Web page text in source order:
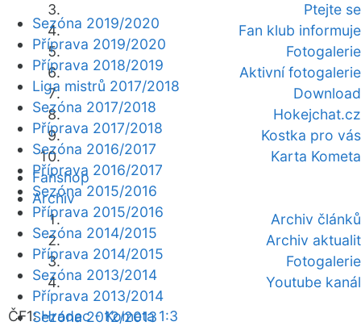
Ptejte se
Fan klub informuje
Fotogalerie
Aktivní fotogalerie
Download
Hokejchat.cz
Kostka pro vás
Karta Kometa
Fanshop
Archiv
Archiv článků
Archiv aktualit
Fotogalerie
Youtube kanál
ČF1:Hradec - Kometa 1:3
Sezóna 2019/2020
Příprava 2019/2020
Příprava 2018/2019
Liga mistrů 2017/2018
Sezóna 2017/2018
Příprava 2017/2018
Sezóna 2016/2017
Příprava 2016/2017
Sezóna 2015/2016
Příprava 2015/2016
Sezóna 2014/2015
Příprava 2014/2015
Sezóna 2013/2014
Příprava 2013/2014
Sezóna 2012/2013